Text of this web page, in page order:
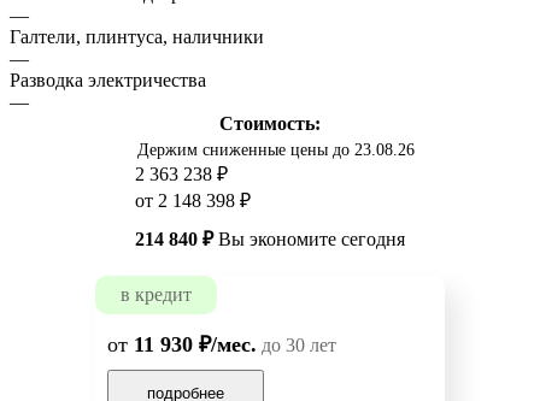
—
Галтели, плинтуса, наличники
—
Разводка электричества
—
Стоимость:
Держим сниженные цены до 23.08.26
2 363 238 ₽
от 2 148 398 ₽
214 840 ₽Вы экономите сегодня
в кредит
от 11 930 ₽/мес. до 30 лет
подробнее